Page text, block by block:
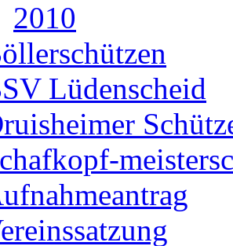
2010
Lüdenscheid